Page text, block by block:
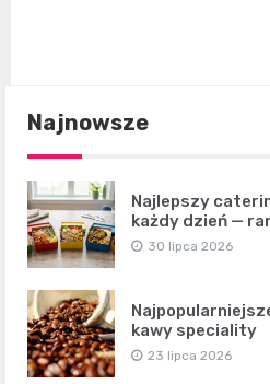
Najnowsze
Najlepszy
każdy dzień —
30 lipca 2026
kawy speciality
23 lipca 2026